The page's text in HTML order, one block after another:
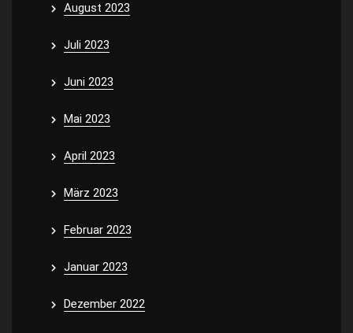
August 2023
Juli 2023
Juni 2023
Mai 2023
April 2023
März 2023
Februar 2023
Januar 2023
Dezember 2022